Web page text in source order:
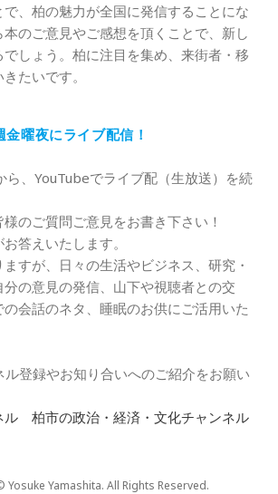
、柏の魅力が全国に発信することにな
本のご意見やご感想を頂くことで、新し
しょう。柏に注目を集め、来街者・移
たいです。
曜夜にライブ配信！
ら、YouTubeでライブ配（生放送）を続
のご質問ご意見をお書き下さい！
答えいたします。
すが、日々の生活やビジネス、研究・
の意見の発信、山下や視聴者との交
会話のネタ、睡眠のお供にご活用いた
登録やお知り合いへのご紹介をお願い
ル 柏市の政治・経済・文化チャンネル
Yamashita. All Rights Reserved.